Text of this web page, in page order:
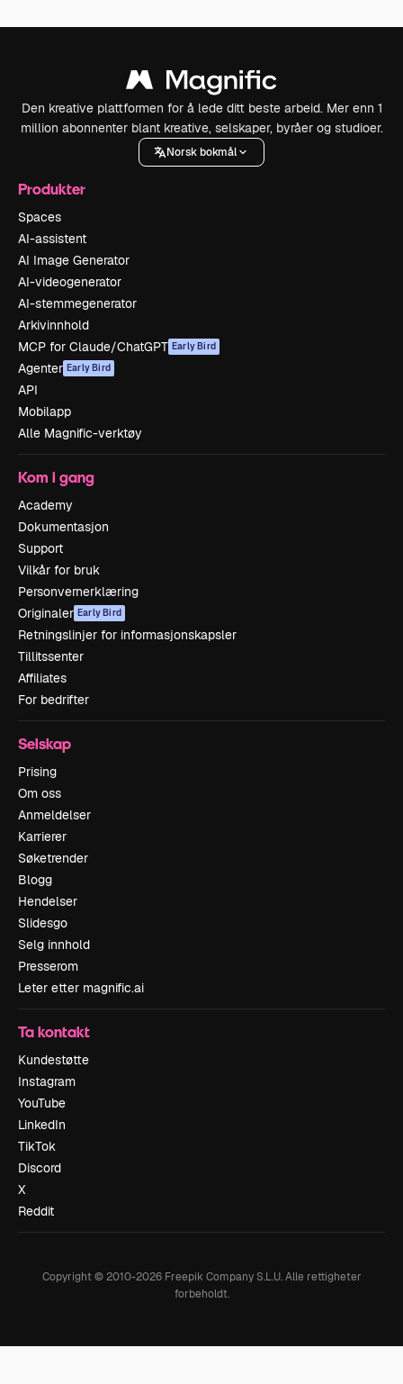
Den kreative plattformen for å lede ditt beste arbeid. Mer enn 1
million abonnenter blant kreative, selskaper, byråer og studioer.
Norsk bokmål
Produkter
Spaces
AI-assistent
AI Image Generator
AI-videogenerator
AI-stemmegenerator
Arkivinnhold
MCP for Claude/ChatGPT Early Bird
Agenter Early Bird
API
Mobilapp
Alle Magnific-verktøy
Kom i gang
Academy
Dokumentasjon
Support
Vilkår for bruk
Personvernerklæring
Originaler Early Bird
Retningslinjer for informasjonskapsler
Tillitssenter
Affiliates
For bedrifter
Selskap
Prising
Om oss
Anmeldelser
Karrierer
Søketrender
Blogg
Hendelser
Slidesgo
Selg innhold
Presserom
Leter etter magnific.ai
Ta kontakt
Kundestøtte
Instagram
YouTube
LinkedIn
TikTok
Discord
X
Reddit
Copyright © 2010-2026Freepik Company S.L.U. Alle rettigheter
forbeholdt.